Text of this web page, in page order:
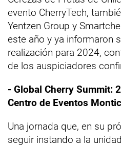
evento CherryTech,
Yentzen Group y
este año y ya informaron
realización para 2024,
de los auspiciadores
- Global Cherry Summit:
Centro de Eventos
Una jornada que, en su
seguir instando a la